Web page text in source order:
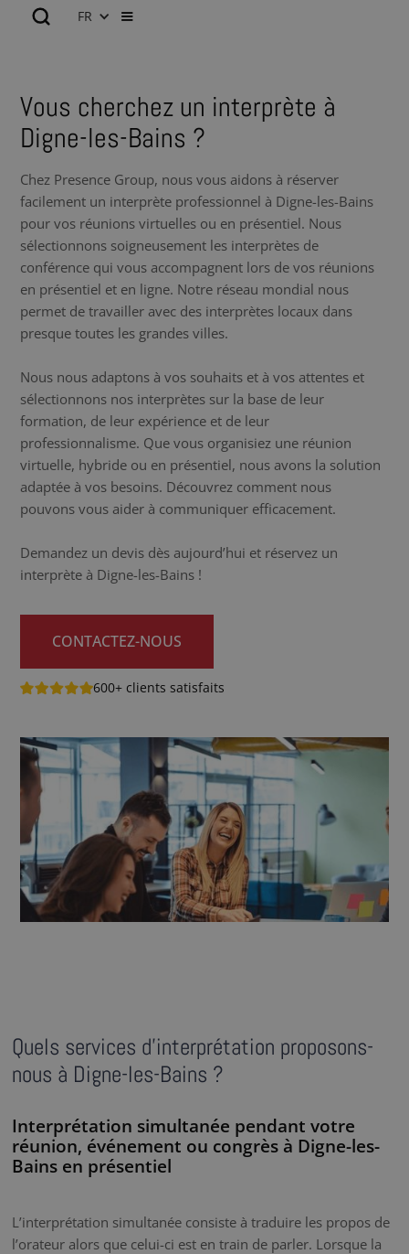
FR
Vous cherchez un interprète à
Digne-les-Bains ?
Chez Presence Group, nous vous aidons à réserver
facilement un interprète professionnel à Digne-les-Bains
pour vos réunions virtuelles ou en présentiel. Nous
sélectionnons soigneusement les interprètes de
conférence qui vous accompagnent lors de vos réunions
en présentiel et en ligne. Notre réseau mondial nous
permet de travailler avec des interprètes locaux dans
presque toutes les grandes villes.
Nous nous adaptons à vos souhaits et à vos attentes et
sélectionnons nos interprètes sur la base de leur
formation, de leur expérience et de leur
professionnalisme. Que vous organisiez une réunion
virtuelle, hybride ou en présentiel, nous avons la solution
adaptée à vos besoins. Découvrez comment nous
pouvons vous aider à communiquer efficacement.
Demandez un devis dès aujourd’hui et réservez un
interprète à Digne-les-Bains !
CONTACTEZ-NOUS
600+ clients satisfaits
Quels services d’interprétation proposons-
nous à Digne-les-Bains ?
Interprétation simultanée pendant votre
réunion, événement ou congrès à Digne-les-
Bains en présentiel
L’interprétation simultanée consiste à traduire les propos de
l’orateur alors que celui-ci est en train de parler. Lorsque la